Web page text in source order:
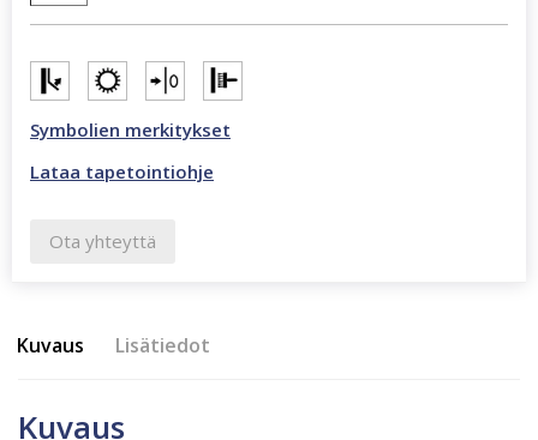
Symbolien merkitykset
Lataa tapetointiohje
Ota yhteyttä
Kuvaus Lisätiedot
Kuvaus